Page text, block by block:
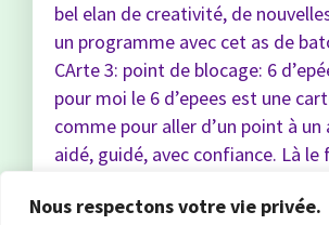
Nous respectons votre vie privée.
bel elan de creativité, de
un programme avec cet as de
CArte 3: point de blocage: 6
pour moi le 6 d’epees est une
comme pour aller d’un point à
aidé, guidé, avec confiance. Là le
me met en garde sur le fait de ne